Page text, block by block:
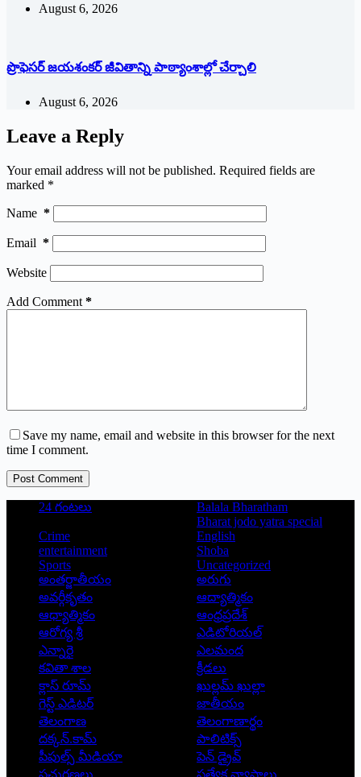
August 6, 2026
ప్రొఫెసర్ జయశంకర్ జీవితాన్ని పాఠ్యాంశాల్లో చేర్చాలి
August 6, 2026
Leave a Reply
Your email address will not be published. Required fields are
marked *
Name *
Email *
Website
Add Comment *
Save my name, email and website in this browser for the next
time I comment.
Post Comment
24 గంటలు
Balala Bharatham
Bharat jodo yatra special
Crime
English
entertainment
Shoba
Sports
Uncategorized
అంతర్జాతీయం
అరుగు
అవర్గీకృతం
ఆద్యాత్మికం
ఆధ్యాత్మికం
ఆంధ్రప్రదేశ్
ఆరోగ్య శ్రీ
ఎడిటోరియల్
ఎన్నారై
ఎలమంద
కవితా శాల
క్రీడలు
క్లాస్ రూమ్
ఖుల్లమ్ ఖుల్లా
గెస్ట్ ఎడిటర్
జాతీయం
తెలంగాణ
తెలంగాణార్థం
దక్కన్.కామ్
పాలిటిక్స్
పీపుల్స్ ‌మీడియా
పెన్ డ్రైవ్
ప్రచురణలు
ప్రత్యేక వ్యాసాలు